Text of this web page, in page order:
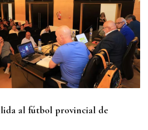
objetivo a 2028 es crecer
el accionista y para el equipo
al fútbol provincial de